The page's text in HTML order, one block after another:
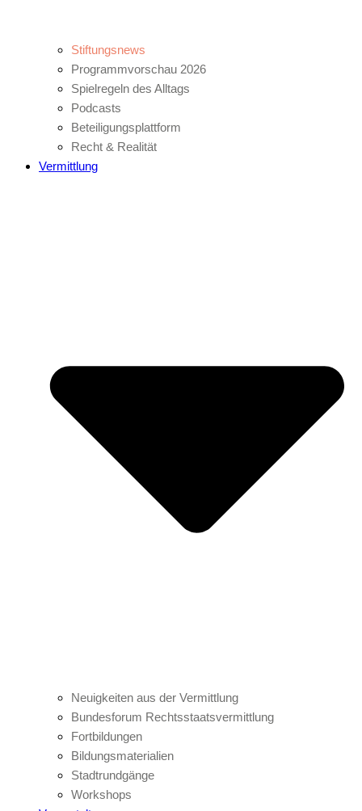
Stiftungsnews
Programmvorschau 2026
Spielregeln des Alltags
Podcasts
Beteiligungsplattform
Recht & Realität
Vermittlung
Neuigkeiten aus der Vermittlung
Bundesforum Rechtsstaatsvermittlung
Fortbildungen
Bildungsmaterialien
Stadtrundgänge
Workshops